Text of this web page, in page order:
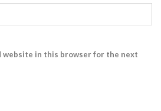
website in this browser for the next